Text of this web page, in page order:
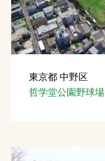
東京都 中野区
哲学堂公園野球場